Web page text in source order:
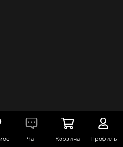
Чат Корзина Профиль